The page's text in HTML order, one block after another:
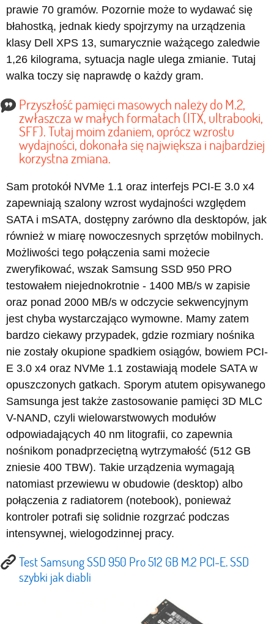
prawie 70 gramów. Pozornie może to wydawać się
błahostką, jednak kiedy spojrzymy na urządzenia
klasy Dell XPS 13, sumarycznie ważącego zaledwie
1,26 kilograma, sytuacja nagle ulega zmianie. Tutaj
walka toczy się naprawdę o każdy gram.
Przyszłość pamięci masowych należy do M.2,
zwłaszcza w małych formatach (ITX, ultrabooki,
SFF). Tutaj moim zdaniem, oprócz wzrostu
wydajności, dokonała się największa i najbardziej
korzystna zmiana.
Sam protokół NVMe 1.1 oraz interfejs PCI-E 3.0 x4
zapewniają szalony wzrost wydajności względem
SATA i mSATA, dostępny zarówno dla desktopów, jak
również w miarę nowoczesnych sprzętów mobilnych.
Możliwości tego połączenia sami możecie
zweryfikować, wszak Samsung SSD 950 PRO
testowałem niejednokrotnie - 1400 MB/s w zapisie
oraz ponad 2000 MB/s w odczycie sekwencyjnym
jest chyba wystarczająco wymowne. Mamy zatem
bardzo ciekawy przypadek, gdzie rozmiary nośnika
nie zostały okupione spadkiem osiągów, bowiem PCI-
E 3.0 x4 oraz NVMe 1.1 zostawiają modele SATA w
opuszczonych gatkach. Sporym atutem opisywanego
Samsunga jest także zastosowanie pamięci 3D MLC
V-NAND, czyli wielowarstwowych modułów
odpowiadających 40 nm litografii, co zapewnia
nośnikom ponadprzeciętną wytrzymałość (512 GB
zniesie 400 TBW). Takie urządzenia wymagają
natomiast przewiewu w obudowie (desktop) albo
połączenia z radiatorem (notebook), ponieważ
kontroler potrafi się solidnie rozgrzać podczas
intensywnej, wielogodzinnej pracy.
Test Samsung SSD 950 Pro 512 GB M.2 PCI-E. SSD
szybki jak diabli